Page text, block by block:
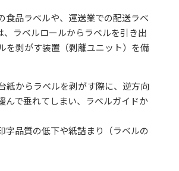
食品ラベルや、運送業での配送ラベ
ラベルロールからラベルを引き出
を剥がす装置（剥離ユニット）を備
紙からラベルを剥がす際に、逆方向
で垂れてしまい、ラベルガイドか
字品質の低下や紙詰まり（ラベルの